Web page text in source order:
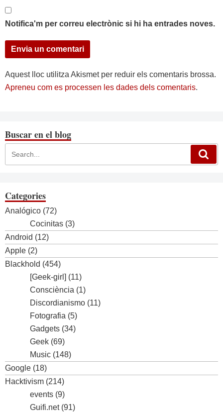
Notifica'm per correu electrònic si hi ha entrades noves.
Aquest lloc utilitza Akismet per reduir els comentaris brossa.
Apreneu com es processen les dades dels comentaris.
Buscar en el blog
Categories
Analógico (72)
Cocinitas (3)
Android (12)
Apple (2)
Blackhold (454)
[Geek-girl] (11)
Consciència (1)
Discordianismo (11)
Fotografia (5)
Gadgets (34)
Geek (69)
Music (148)
Google (18)
Hacktivism (214)
events (9)
Guifi.net(91)